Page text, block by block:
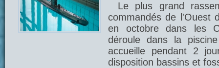
Le plus grand
commandés de l'Ouest
en octobre dans les
déroule dans la
accueille pendant 2
disposition bassins et